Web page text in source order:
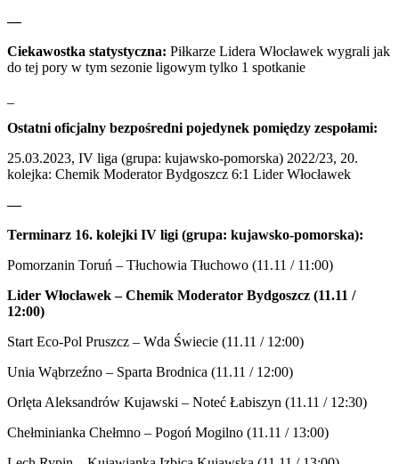
—
Ciekawostka statystyczna: Piłkarze Lidera Włocławek wygrali jak
do tej pory w tym sezonie ligowym tylko 1 spotkanie
Ostatni oficjalny bezpośredni pojedynek pomiędzy zespołami:
25.03.2023, IV liga (grupa: kujawsko-pomorska) 2022/23, 20.
kolejka: Chemik Moderator Bydgoszcz 6:1 Lider Włocławek
—
Terminarz 16. kolejki IV ligi (grupa: kujawsko-pomorska):
Pomorzanin Toruń – Tłuchowia Tłuchowo (11.11 / 11:00)
Lider Włocławek – Chemik Moderator Bydgoszcz (11.11 /
12:00)
Start Eco-Pol Pruszcz – Wda Świecie (11.11 / 12:00)
Unia Wąbrzeźno – Sparta Brodnica (11.11 / 12:00)
Orlęta Aleksandrów Kujawski – Noteć Łabiszyn (11.11 / 12:30)
Chełminianka Chełmno – Pogoń Mogilno (11.11 / 13:00)